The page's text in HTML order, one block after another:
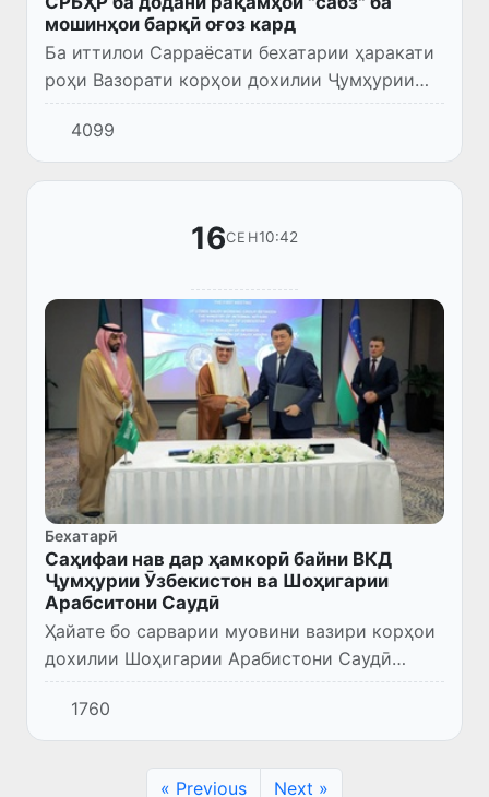
мошинҳои барқӣ оғоз кард
Ба иттилои Сарраёсати бехатарии ҳаракати
роҳи Вазорати корҳои дохилии Ҷумҳурии
Ӯзбекистон, фарқияти асосии рақамҳои нав
дар он аст, ки рамзи минтақа дар заминаи
сабз нишон дода меш...
4099
16СЕН10:42
Бехатарӣ
Саҳифаи нав дар ҳамкорӣ байни ВКД
Ҷумҳурии Ӯзбекистон ва Шоҳигарии
Арабситони Саудӣ
Ҳайате бо сарварии муовини вазири корҳои
дохилии Шоҳигарии Арабистони Саудӣ
доктор Носир бин Абдул Азиз Ал-Довуд бо
сафари расмӣ дар Ӯзбекистон аст.
1760
« Previous Next »